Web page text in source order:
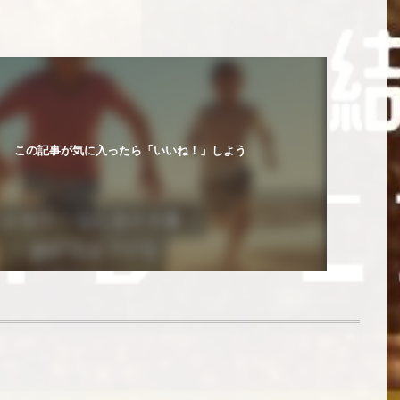
この記事が気に入ったら「いいね！」しよう